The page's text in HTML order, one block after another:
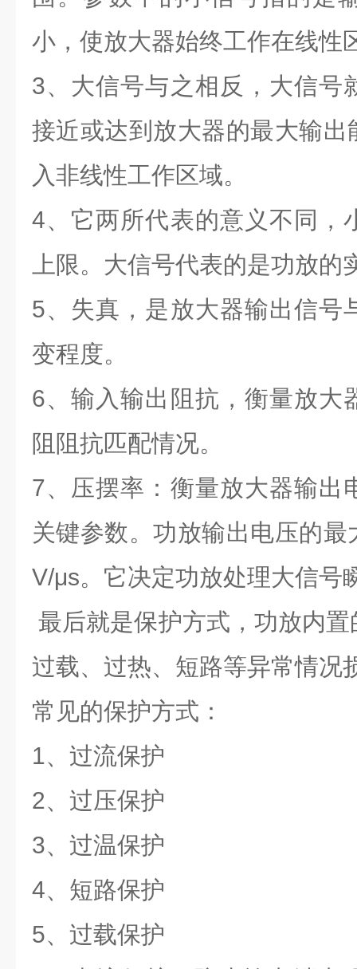
小，使放大器始终工作在线性
3、大信号与之相反，大信号
接近或达到放大器的最大输
入非线性工作区域。
4、它两所代表的意义不同，
上限。大信号代表的是功放的
5、失真，是放大器输出信号
变程度。
6、输入输出阻抗，衡量放大
阻阻抗匹配情况。
7、压摆率：衡量放大器输出
关键参数。功放输出电压的
V/μs。它决定功放处理大信号
最后就是保护方式，功放内
过载、过热、短路等异常情况
常见的保护方式：
1、过流保护
2、过压保护
3、过温保护
4、短路保护
5、过载保护